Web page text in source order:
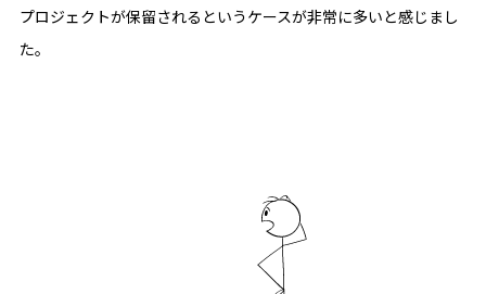
プロジェクトが保留されるというケースが非常に多いと感じまし
た。